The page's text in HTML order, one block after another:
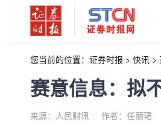
您当前的位置： 证券时报 > 快讯 >
赛意信息：拟
来源：人民财讯 作者：任丽珺